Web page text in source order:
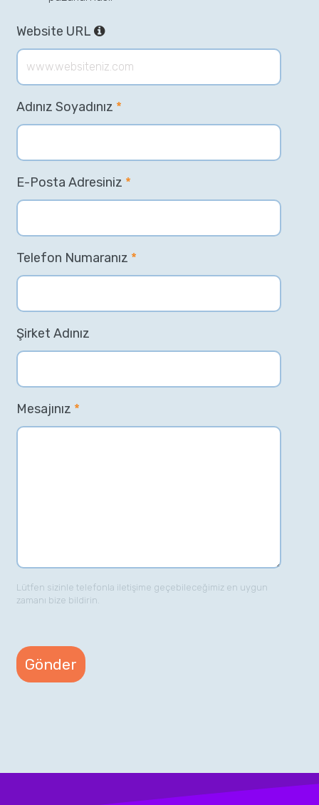
Website URL
Adınız Soyadınız *
E-Posta Adresiniz *
Telefon Numaranız *
Şirket Adınız
Mesajınız *
Lütfen sizinle telefonla iletişime geçebileceğimiz en uygun
zamanı bize bildirin.